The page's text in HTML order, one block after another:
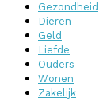
Gezondheid
Dieren
Geld
Liefde
Ouders
Wonen
Zakelijk